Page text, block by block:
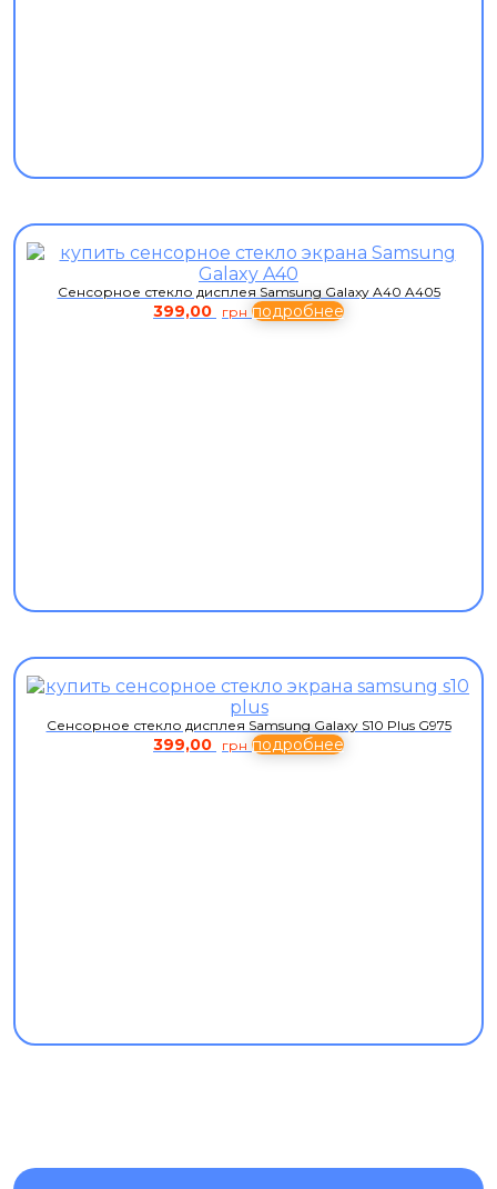
Сенсорное стекло дисплея Samsung Galaxy A40 A405
399,00 грн подробнее
Сенсорное стекло дисплея Samsung Galaxy S10 Plus G975
399,00 грн подробнее